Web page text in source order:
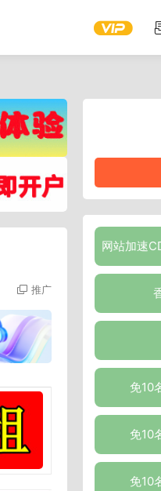
推广
网站加速
免10
免10
免10